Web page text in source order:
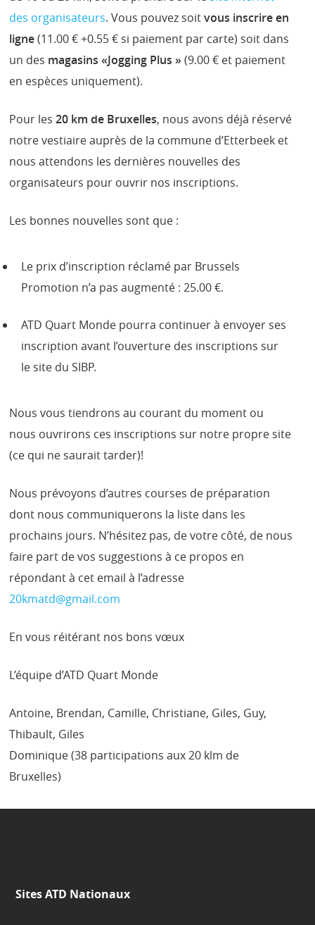
des organisateurs. Vous pouvez soitvous inscrire en
ligne(11.00 € +0.55 € si paiement par carte) soit dans
un des magasins «Jogging Plus »(9.00 € et paiement
en espèces uniquement).
Pour les 20 km de Bruxelles, nous avons déjà réservé
notre vestiaire auprès de la commune d’Etterbeek et
nous attendons les dernières nouvelles des
organisateurs pour ouvrir nos inscriptions.
Les bonnes nouvelles sont que :
Le prix d’inscription réclamé par Brussels
Promotion n’a pas augmenté : 25.00 €.
ATD Quart Monde pourra continuer à envoyer ses
inscription avant l’ouverture des inscriptions sur
le site du SIBP.
Nous vous tiendrons au courant du moment ou
nous ouvrirons ces inscriptions sur notre propre site
(ce qui ne saurait tarder)!
Nous prévoyons d’autres courses de préparation
dont nous communiquerons la liste dans les
prochains jours. N’hésitez pas, de votre côté, de nous
faire part de vos suggestions à ce propos en
répondant à cet email à l’adresse
20kmatd@gmail.com
En vous réitérant nos bons vœux
L’équipe d’ATD Quart Monde
Antoine, Brendan, Camille, Christiane, Giles, Guy,
Thibault, Giles
Dominique (38 participations aux 20 klm de
Bruxelles)
Sites ATD Nationaux